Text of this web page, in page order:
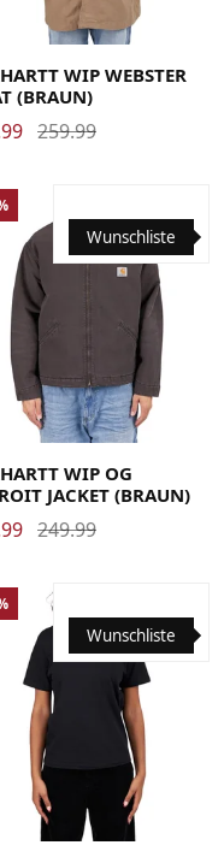
MediumSmallX-Large
WIP WEBSTER
(BRAUN)
259.99
MediumSmallX-Large
Wunschliste
WIP OG
JACKET (BRAUN)
249.99
Medium Small X-Small
Wunschliste